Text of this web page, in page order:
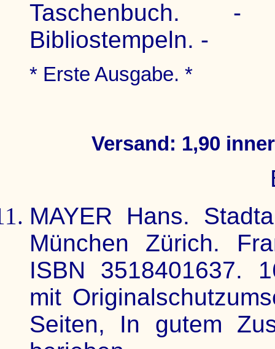
Taschenbuch. -
Bibliostempeln. -
* Erste Ausgabe. *
Versand: 1,90
MAYER Hans.
München Zürich.
ISBN 3518401637.
mit
Seiten, In gutem